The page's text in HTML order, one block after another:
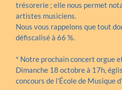
trésorerie ; elle nous permet
artistes musiciens.
Nous vous rappelons que tout
défiscalisé à 66 %.
* Notre prochain concert orgue
Dimanche 18 octobre à 17h,
concours de l’École de Musique